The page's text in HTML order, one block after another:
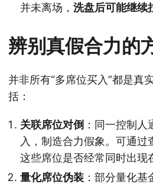
并未离场， 洗盘后可能继续
辨别真假合力的
并非所有“多席位买入”都是真
括：
关联席位对倒 ：同一控制
入，制造合力假象。可通
这些席位是否经常同时出现
量化席位伪装 ：部分量化基